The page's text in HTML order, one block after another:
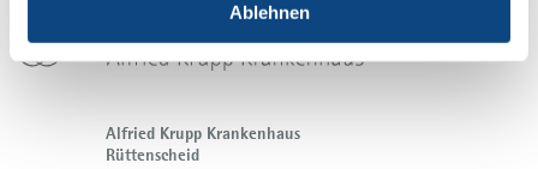
Ablehnen
Alfried Krupp Krankenhaus
Rüttenscheid